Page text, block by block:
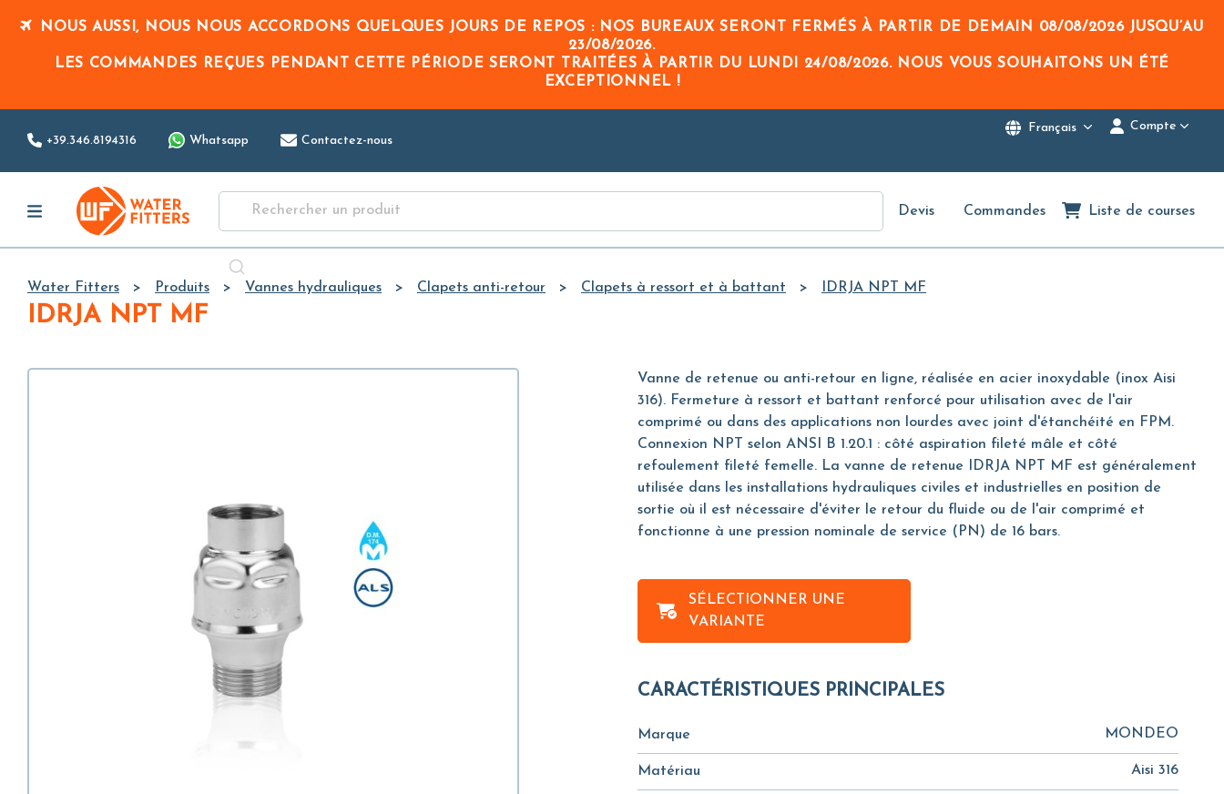
Main
Content
NOUS AUSSI, NOUS NOUS ACCORDONS QUELQUES JOURS DE REPOS : NOS BUREAUX SERONT FERMÉS À PARTIR DE DEMAIN 08/08/2026JUSQU’AU
23/08/2026.
LES COMMANDES REÇUES PENDANT CETTE PÉRIODE SERONT TRAITÉES À PARTIR DU LUNDI 24/08/2026. NOUS VOUS SOUHAITONS UN ÉTÉ
EXCEPTIONNEL !
+39.346.8194316 Whatsapp Contactez-nous
Français Compte
Devis Commandes Liste de courses
Water Fitters Produits Vannes hydrauliques Clapets anti-retour Clapets à ressort et à battant IDRJA NPT MF
IDRJA NPT MF
Vanne de retenue ou anti-retour en ligne, réalisée en acier inoxydable (inox Aisi
316). Fermeture à ressort et battant renforcé pour utilisation avec de l'air
comprimé ou dans des applications non lourdes avec joint d'étanchéité en FPM.
Connexion NPT selon ANSI B 1.20.1 : côté aspiration fileté mâle et côté
refoulement fileté femelle. La vanne de retenue IDRJA NPT MF est généralement
utilisée dans les installations hydrauliques civiles et industrielles en position de
sortie où il est nécessaire d'éviter le retour du fluide ou de l'air comprimé et
fonctionne à une pression nominale de service (PN) de 16 bars.
SÉLECTIONNER UNE
VARIANTE
CARACTÉRISTIQUES PRINCIPALES
Marque MONDEO
Matériau Aisi 316